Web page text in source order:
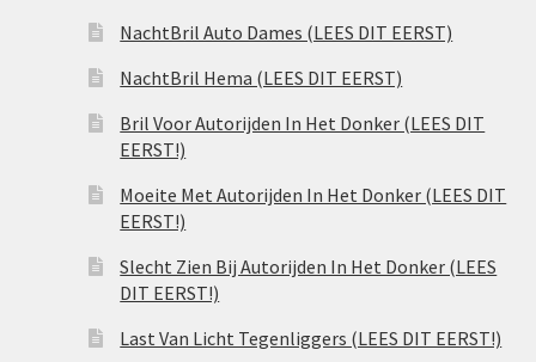
NachtBril Auto Dames (LEES DIT EERST)
NachtBril Hema (LEES DIT EERST)
Bril Voor Autorijden In Het Donker (LEES DIT
EERST!)
Moeite Met Autorijden In Het Donker (LEES DIT
EERST!)
Slecht Zien Bij Autorijden In Het Donker (LEES
DIT EERST!)
Last Van Licht Tegenliggers (LEES DIT EERST!)